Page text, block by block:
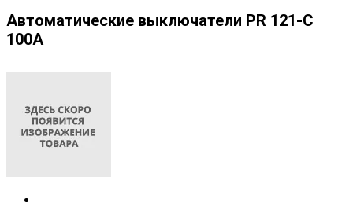
Автоматические выключатели PR 121-C
100A